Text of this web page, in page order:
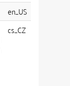
en_US
cs_CZ